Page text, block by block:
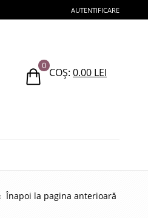
AUTENTIFICARE
0
COȘ: 0.00 LEI
Înapoi la pagina anterioară